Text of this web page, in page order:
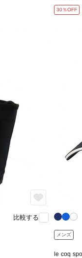
30％OFF
比較する
メンズ
le coq